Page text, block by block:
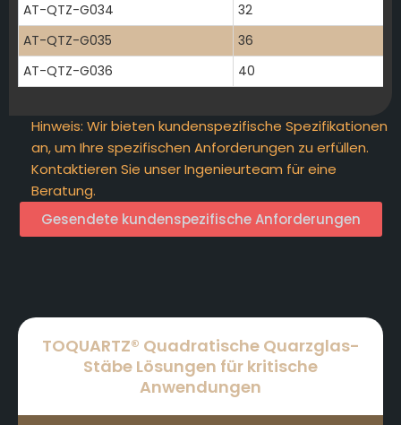
AT-QTZ-G034
32
AT-QTZ-G035
36
AT-QTZ-G036
40
Hinweis: Wir bieten kundenspezifische Spezifikationen
an, um Ihre spezifischen Anforderungen zu erfüllen.
Kontaktieren Sie unser Ingenieurteam für eine
Beratung.
Gesendete kundenspezifische Anforderungen
TOQUARTZ® Quadratische Quarzglas-
Stäbe Lösungen für kritische
Anwendungen